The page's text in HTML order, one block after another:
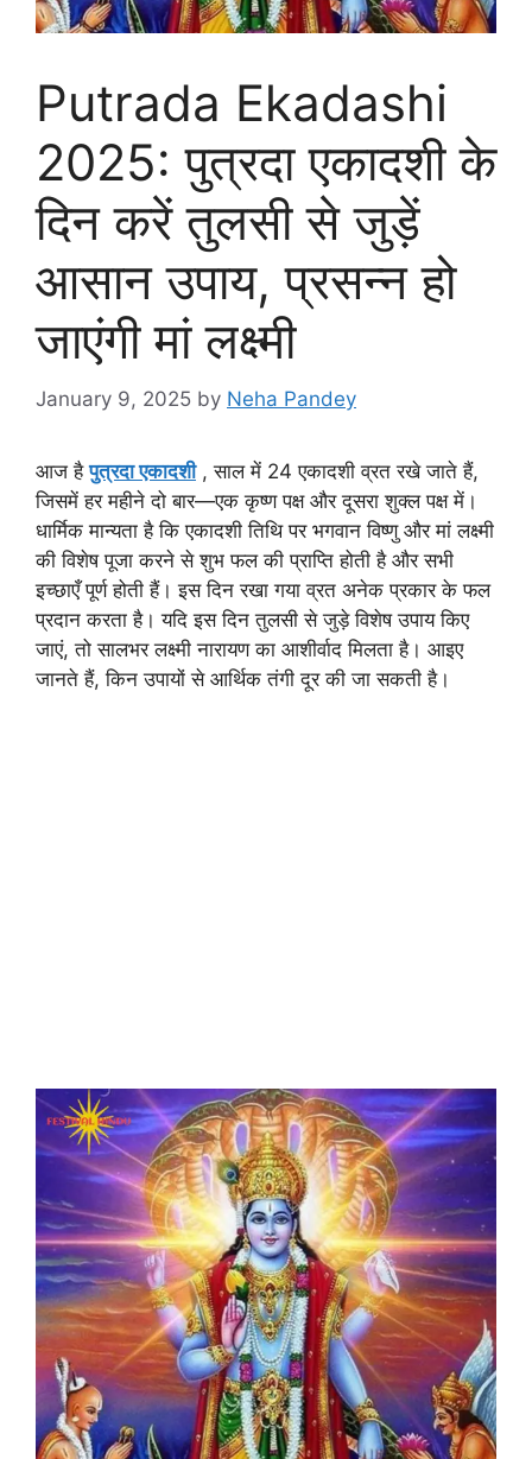
Putrada Ekadashi
2025: पुत्रदा एकादशी के
दिन करें तुलसी से जुड़ें
आसान उपाय, प्रसन्न हो
जाएंगी मां लक्ष्मी
January 9, 2025 by Neha Pandey
आज हैपुत्रदा एकादशी, साल में 24 एकादशी व्रत रखे जाते हैं,
जिसमें हर महीने दो बार—एक कृष्ण पक्ष और दूसरा शुक्ल पक्ष में।
धार्मिक मान्यता है कि एकादशी तिथि पर भगवान विष्णु और मां लक्ष्मी
की विशेष पूजा करने से शुभ फल की प्राप्ति होती है और सभी
इच्छाएँ पूर्ण होती हैं। इस दिन रखा गया व्रत अनेक प्रकार के फल
प्रदान करता है। यदि इस दिन तुलसी से जुड़े विशेष उपाय किए
जाएं, तो सालभर लक्ष्मी नारायण का आशीर्वाद मिलता है। आइए
जानते हैं, किन उपायों से आर्थिक तंगी दूर की जा सकती है।